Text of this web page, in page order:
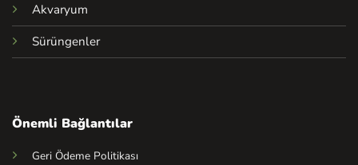
Akvaryum
Sürüngenler
Önemli Bağlantılar
Geri Ödeme Politikası